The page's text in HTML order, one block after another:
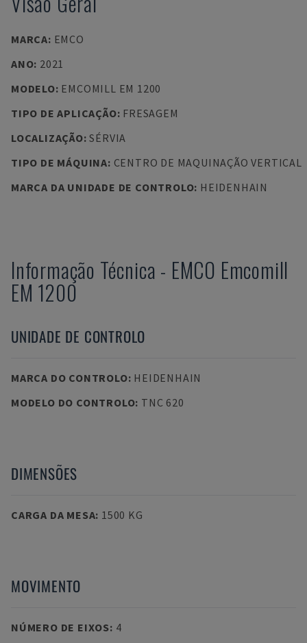
MARCA: EMCO
ANO: 2021
MODELO: EMCOMILL EM 1200
TIPO DE APLICAÇÃO: FRESAGEM
LOCALIZAÇÃO:SÉRVIA
TIPO DE MÁQUINA: CENTRO DE MAQUINAÇÃO VERTICAL
MARCA DA UNIDADE DE CONTROLO: HEIDENHAIN
Informação Técnica - EMCO Emcomill
EM 1200
UNIDADE DE CONTROLO
MARCA DO CONTROLO: HEIDENHAIN
MODELO DO CONTROLO: TNC 620
DIMENSÕES
CARGA DA MESA: 1500 KG
MOVIMENTO
NÚMERO DE EIXOS: 4